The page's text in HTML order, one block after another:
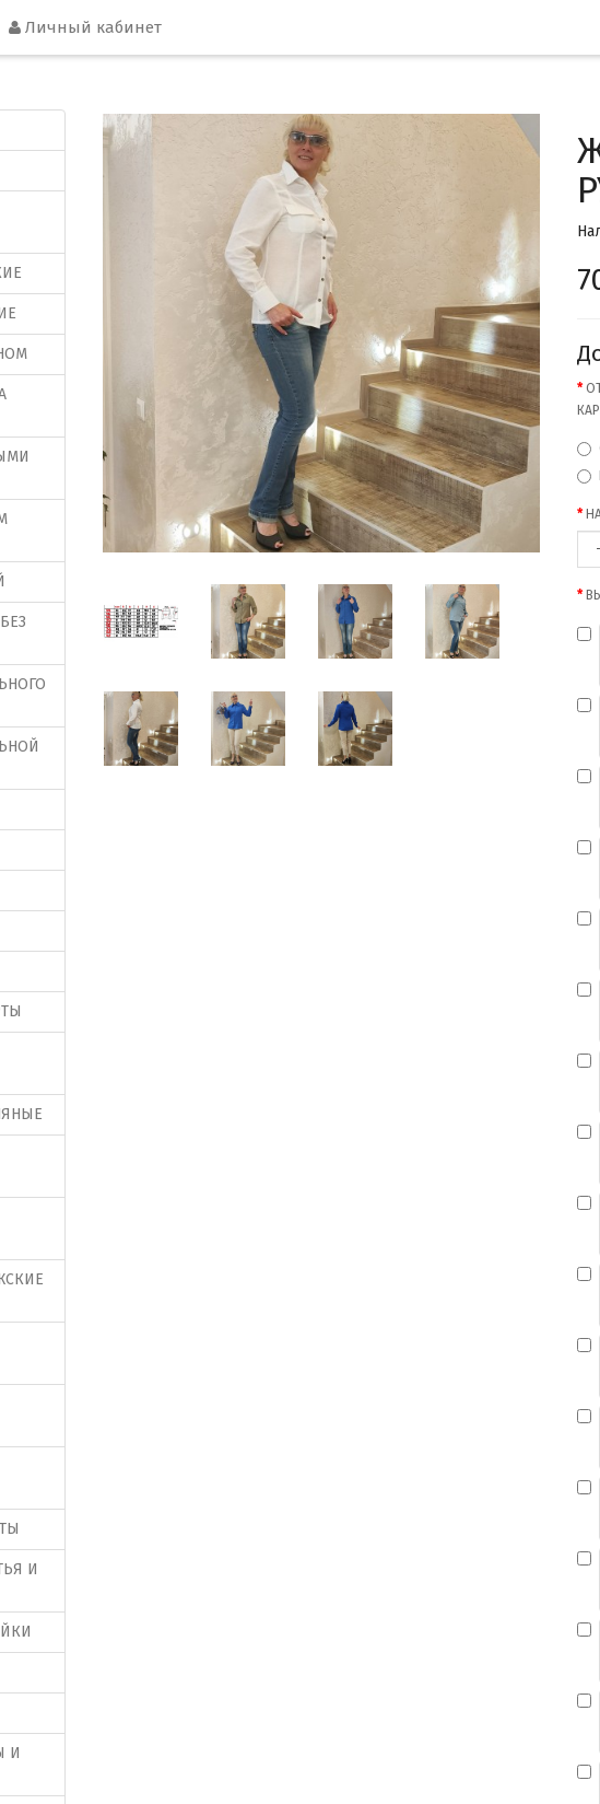
Личный кабинет
И
И